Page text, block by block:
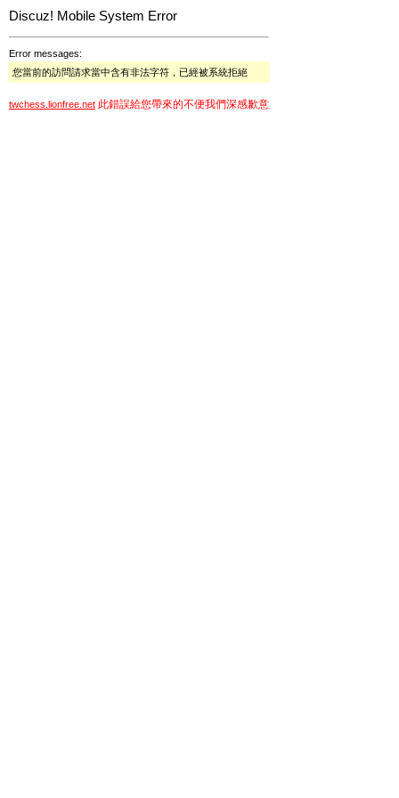
Discuz! Mobile System Error
Error messages:
您當前的訪問請求當中含有非法字符，已經被系統拒絕
twchess.lionfree.net 此錯誤給您帶來的不便我們深感歉意